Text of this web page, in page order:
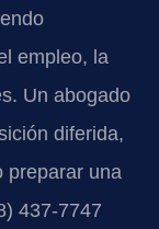
empleo, la
Un abogado
diferida,
preparar una
437-7747